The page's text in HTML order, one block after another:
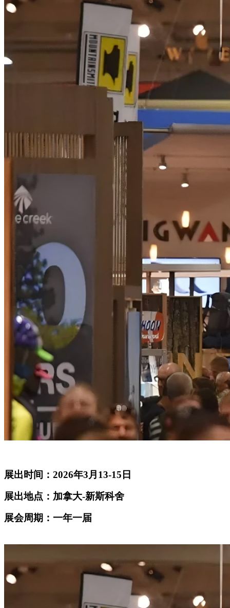
展出时间：2026年3月13-15日
展出地点：加拿大-新斯科舍
展会周期：一年一届